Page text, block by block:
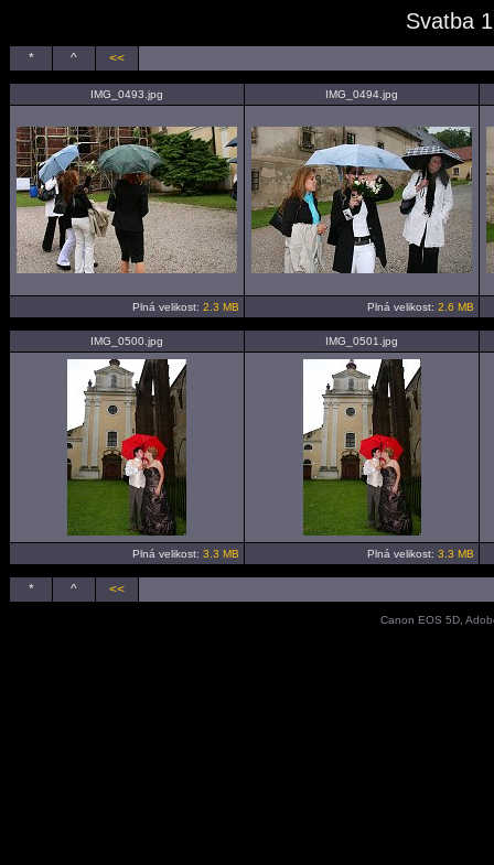
Svatba
* ^ <<
IMG_0493.jpg IMG_0494.jpg
Plná velikost: 2.3 MB Plná velikost: 2.6 MB
IMG_0500.jpg IMG_0501.jpg
Plná velikost: 3.3 MB Plná velikost: 3.3 MB
* ^ <<
Canon EOS 5D,